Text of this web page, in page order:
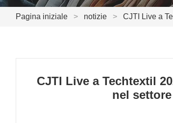
Pagina iniziale > notizie > CJTI Live a
CJTI Live a Techtextil
nel